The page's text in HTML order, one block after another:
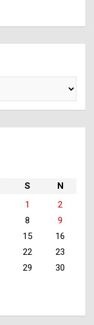
S
N
1
2
8
9
15
16
22
23
29
30